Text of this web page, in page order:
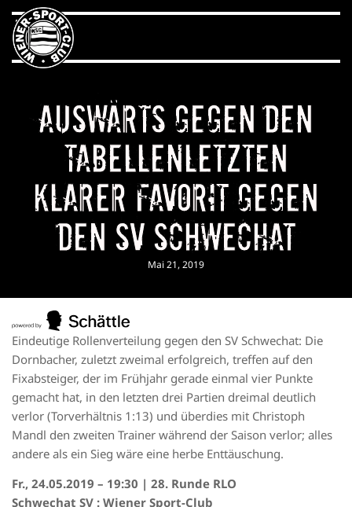
Auswärts gegen den
Tabellenletzten
Klarer Favorit gegen
den SV Schwechat
Mai 21, 2019
Eindeutige Rollenverteilung gegen den SV Schwechat: Die
Dornbacher, zuletzt zweimal erfolgreich, treffen auf den
Fixabsteiger, der im Frühjahr gerade einmal vier Punkte
gemacht hat, in den letzten drei Partien dreimal deutlich
verlor (Torverhältnis 1:13) und überdies mit Christoph
Mandl den zweiten Trainer während der Saison verlor; alles
andere als ein Sieg wäre eine herbe Enttäuschung.
Fr., 24.05.2019 – 19:30 | 28. Runde RLO
Schwechat SV : Wiener Sport-Club